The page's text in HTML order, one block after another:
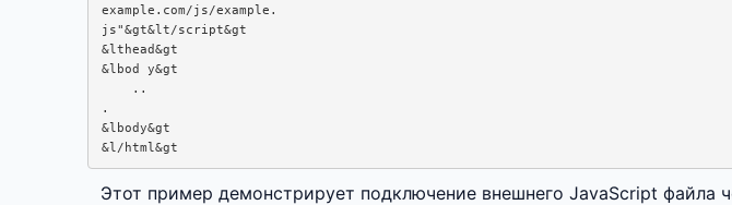
example.com/js/example.
js"&gt&lt/script&gt
&lthead&gt
&lbod y&gt
    ..
.
&lbody&gt
Этот пример демонстрирует подключение внешнего JavaScript файла